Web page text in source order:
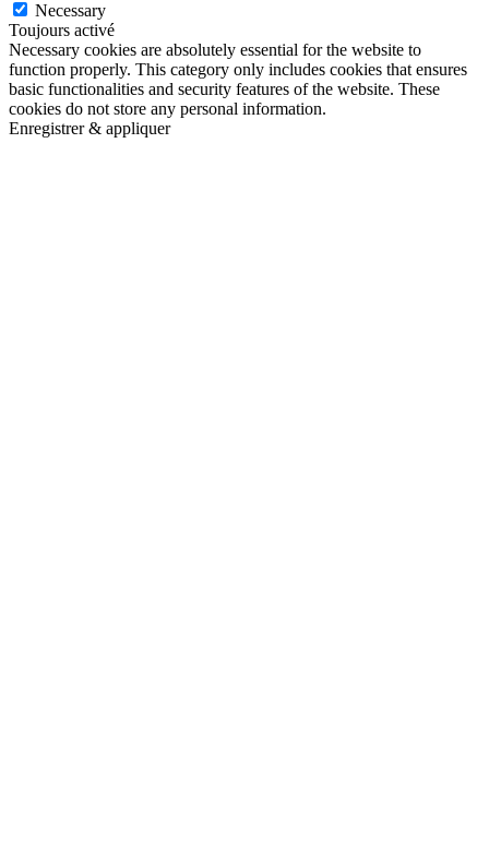
Necessary
Toujours activé
Necessary cookies are absolutely essential for the website to
function properly. This category only includes cookies that ensures
basic functionalities and security features of the website. These
cookies do not store any personal information.
Enregistrer & appliquer